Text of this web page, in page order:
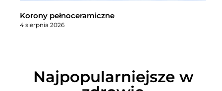
Korony pełnoceramiczne
4 sierpnia 2026
Najpopularniejsze w